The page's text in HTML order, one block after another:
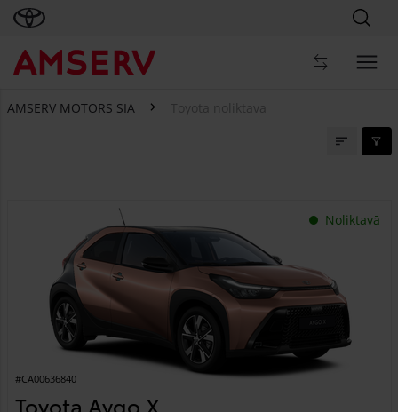
AMSERV MOTORS SIA Toyota noliktava
Noliktavā
#CA00636840
Toyota Aygo X